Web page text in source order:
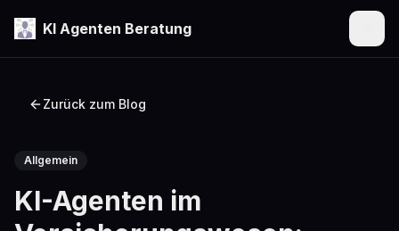
KI Agenten Beratung
Zurück zum Blog
Allgemein
KI-Agenten im